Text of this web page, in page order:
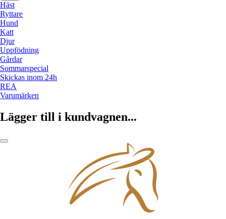
Häst
Ryttare
Hund
Katt
Djur
Uppfödning
Gårdar
Sommarspecial
Skickas inom 24h
REA
Varumärken
Lägger till i kundvagnen...